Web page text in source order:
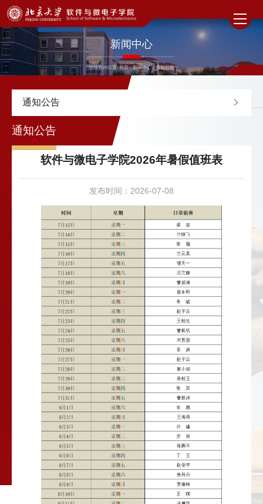
新闻中心
您现在的位置: 首页 - 新闻中心 - 通知公告
通知公告
通知公告
软件与微电子学院2026年暑假值班表
发布时间：2026-07-08